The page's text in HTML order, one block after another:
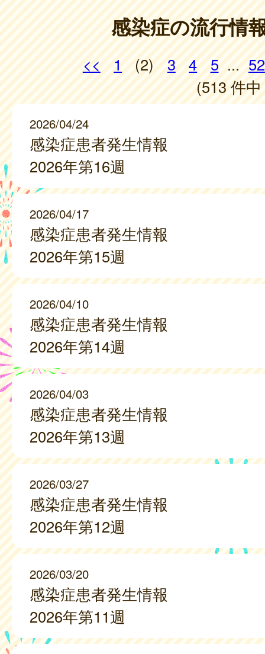
感染症の流行情
<< 1 (2) 3 4 5 ... 52
(513 件
2026/04/24
感染症患者発生情報
2026年第16週
2026/04/17
感染症患者発生情報
2026年第15週
2026/04/10
感染症患者発生情報
2026年第14週
2026/04/03
感染症患者発生情報
2026年第13週
2026/03/27
感染症患者発生情報
2026年第12週
2026/03/20
感染症患者発生情報
2026年第11週